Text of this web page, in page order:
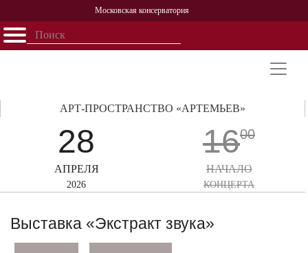
Московская консерватория
Открыть - закрыть
Персоналии
История
28
АПРЕЛЯ
2026
АРТ-ПРОСТРАНСТВО «АРТЕМЬЕВ»
1600
НАЧАЛО
КОНЦЕРТА
Выставка «Экстракт звука»